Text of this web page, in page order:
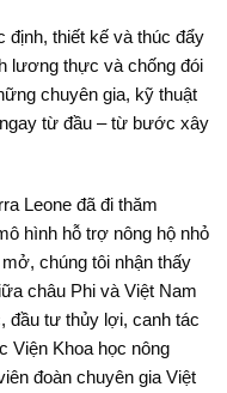
định, thiết kế và thúc đẩy
lương thực và chống đói
chuyên gia, kỹ thuật
từ đầu – từ bước xây
Leone đã đi thăm
hình hỗ trợ nông hộ nhỏ
chúng tôi nhận thấy
châu Phi và Việt Nam
đầu tư thủy lợi, canh tác
Viện Khoa học nông
đoàn chuyên gia Việt